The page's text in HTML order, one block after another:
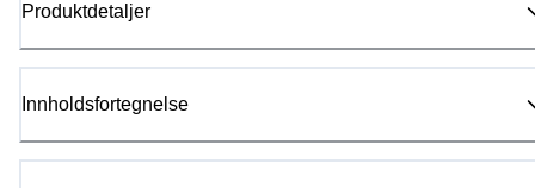
Produktdetaljer
Innholdsfortegnelse